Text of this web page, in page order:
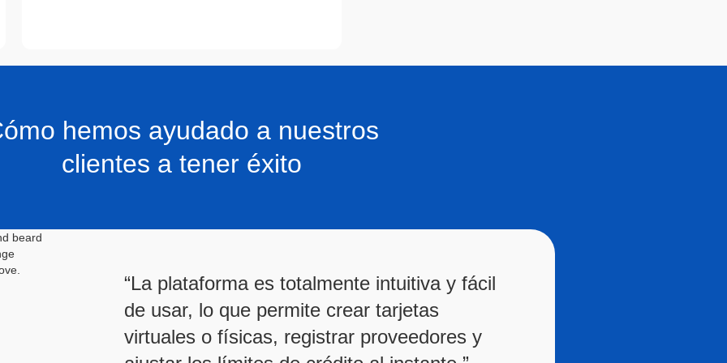
hemos ayudado a nuestros
clientes a tener éxito
“La plataforma es totalmente intuitiva y fácil
de usar, lo que permite crear tarjetas
virtuales o físicas, registrar proveedores y